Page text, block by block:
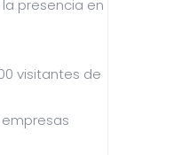
presencia en
visitantes de
empresas